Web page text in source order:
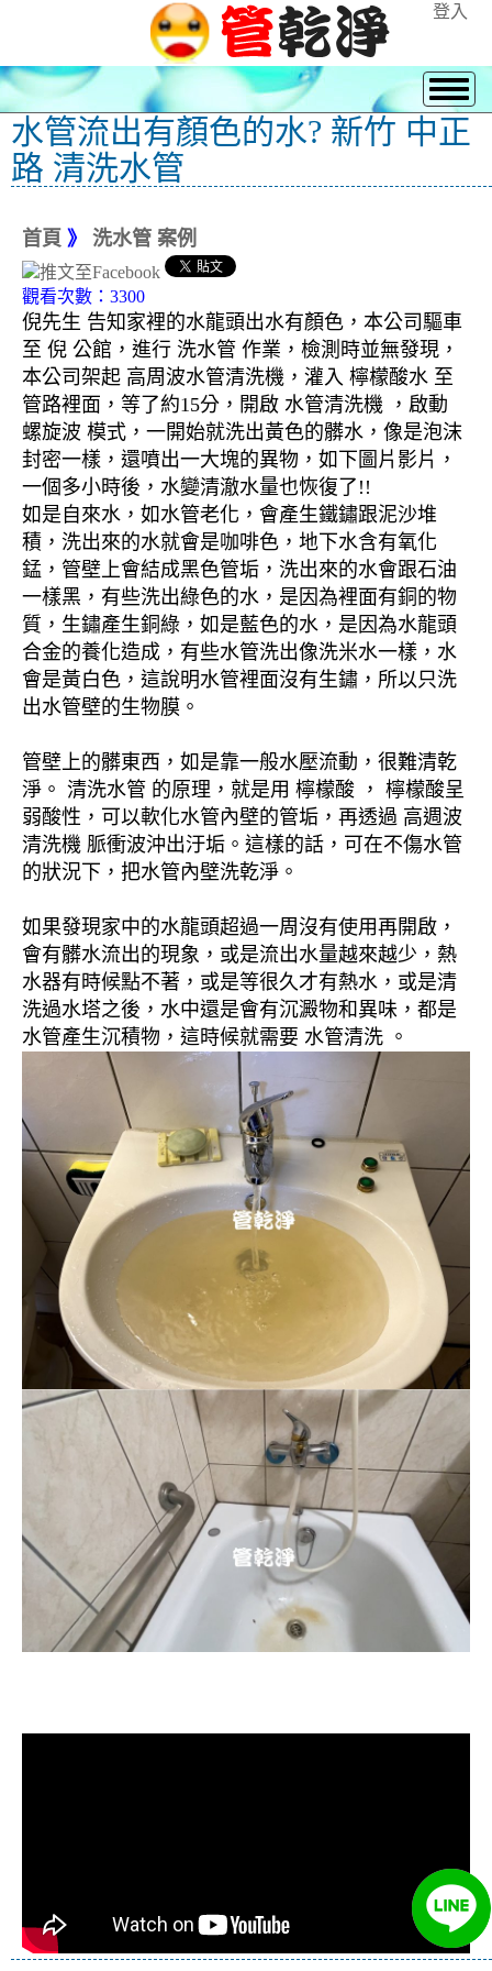
登入
水管流出有顏色的水? 新竹 中正
路 清洗水管
首頁 》 洗水管 案例
觀看次數：3300
倪先生 告知家裡的水龍頭出水有顏色，本公司驅車
至 倪 公館，進行 洗水管 作業，檢測時並無發現，
本公司架起 高周波水管清洗機，灌入 檸檬酸水 至
管路裡面，等了約15分，開啟 水管清洗機 ，啟動
螺旋波 模式，一開始就洗出黃色的髒水，像是泡沫
封密一樣，還噴出一大塊的異物，如下圖片影片，
一個多小時後，水變清澈水量也恢復了!!
如是自來水，如水管老化，會產生鐵鏽跟泥沙堆
積，洗出來的水就會是咖啡色，地下水含有氧化
錳，管壁上會結成黑色管垢，洗出來的水會跟石油
一樣黑，有些洗出綠色的水，是因為裡面有銅的物
質，生鏽產生銅綠，如是藍色的水，是因為水龍頭
合金的養化造成，有些水管洗出像洗米水一樣，水
會是黃白色，這說明水管裡面沒有生鏽，所以只洗
出水管壁的生物膜。
管壁上的髒東西，如是靠一般水壓流動，很難清乾
淨。 清洗水管 的原理，就是用 檸檬酸 ， 檸檬酸呈
弱酸性，可以軟化水管內壁的管垢，再透過 高週波
清洗機 脈衝波沖出汙垢。這樣的話，可在不傷水管
的狀況下，把水管內壁洗乾淨。
如果發現家中的水龍頭超過一周沒有使用再開啟，
會有髒水流出的現象，或是流出水量越來越少，熱
水器有時候點不著，或是等很久才有熱水，或是清
洗過水塔之後，水中還是會有沉澱物和異味，都是
水管產生沉積物，這時候就需要 水管清洗 。